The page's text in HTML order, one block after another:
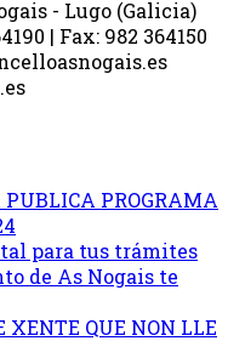
- Lugo (Galicia)
| Fax: 982 364150
PUBLICA PROGRAMA
para tus trámites
de As Nogais te
XENTE QUE NON LLE